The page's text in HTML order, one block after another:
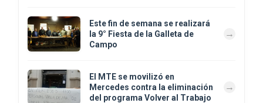
Este fin de semana se realizará
la 9° Fiesta de la Galleta de
Campo
El MTE se movilizó en
Mercedes contra la eliminación
del programa Volver al Trabajo